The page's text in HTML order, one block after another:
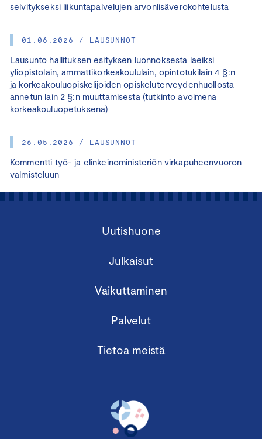
selvitykseksi liikuntapalvelujen arvonlisäverokohtelusta
01.06.2026 / LAUSUNNOT
Lausunto hallituksen esityksen luonnoksesta laeiksi
yliopistolain, ammattikorkeakoululain, opintotukilain 4 §:n
ja korkeakouluopiskelijoiden opiskeluterveydenhuollosta
annetun lain 2 §:n muuttamisesta (tutkinto avoimena
korkeakouluopetuksena)
26.05.2026 / LAUSUNNOT
Kommentti työ- ja elinkeinoministeriön virkapuheenvuoron
valmisteluun
Uutishuone
Julkaisut
Vaikuttaminen
Palvelut
Tietoa meistä